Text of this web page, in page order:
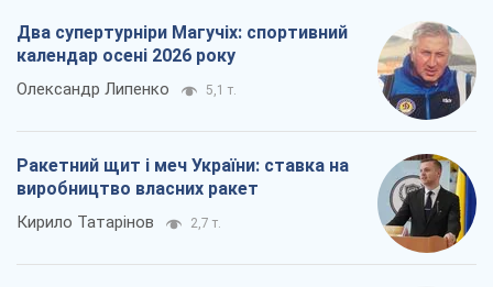
Два супертурніри Магучіх: спортивний
календар осені 2026 року
Олександр Липенко 5,1 т.
Ракетний щит і меч України: ставка на
виробництво власних ракет
Кирило Татарінов 2,7 т.